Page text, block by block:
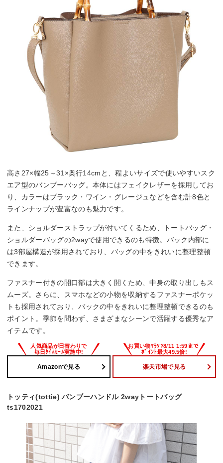
高さ27×幅25～31×奥行14cmと、程よいサイズで使いやすいスク
エア型のバンブーバッグ。本体にはフェイクレザーを採用してお
り、カラーはブラック・ワイン・グレージュなどを含む計8色と
ラインナップが豊富なのも魅力です。
また、ショルダーストラップが付いてくるため、トートバッグ・
ショルダーバッグの2wayで使用できるのも特徴。バック内部に
は3部屋構造が採用されており、バッグの中をきれいに整理整頓
できます。
ファスナー付きの開口部は大きく開くため、中身の取り出しもス
ムーズ。さらに、スマホなどの小物を収納するファスナーポケッ
トも採用されており、バックの中をきれいに整理整頓できるのも
ポイント。季節を問わず、さまざまなシーンで活躍する優秀なア
イテムです。
Amazonで見る 楽天市場で見る
トッティ(tottie) バンブーハンドル 2wayトートバッグ
ts1702021